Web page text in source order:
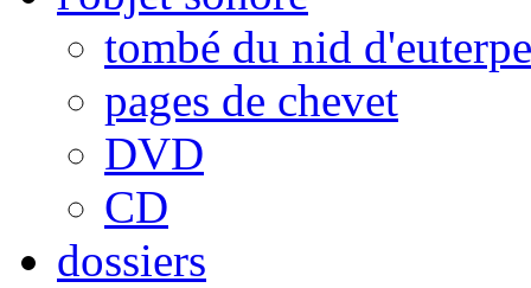
tombé du nid d'euterpe
pages de chevet
DVD
CD
dossiers